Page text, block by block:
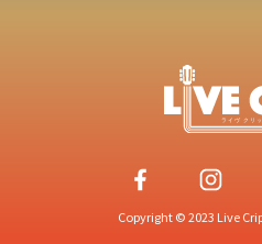
Copyright © 2023 Live